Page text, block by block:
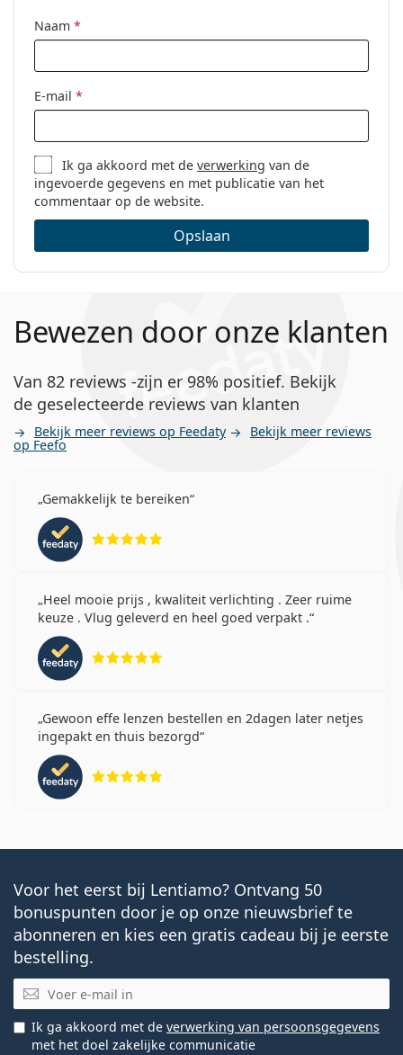
Naam *
E-mail *
Ik ga akkoord met deverwerking van de
ingevoerde gegevens en met publicatie van het
commentaar op de website.
Opslaan
Bewezen door onze klanten
Van 82 reviews -zijn er 98% positief. Bekijk
de geselecteerde reviews van klanten
Bekijk meer reviews op Feedaty Bekijk meer reviews
op Feefo
Gemakkelijk te bereiken
Heel mooie prijs , kwaliteit verlichting . Zeer ruime
keuze . Vlug geleverd en heel goed verpakt .
Gewoon effe lenzen bestellen en 2dagen later netjes
ingepakt en thuis bezorgd
Voor het eerst bij Lentiamo? Ontvang 50
bonuspunten door je op onze nieuwsbrief te
abonneren en kies een gratis cadeau bij je eerste
bestelling.
E-mail
Ik ga akkoord met de verwerking van persoonsgegevens
met het doel zakelijke communicatie